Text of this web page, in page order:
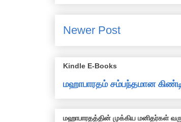
Newer Post
Kindle E-Books
மஹாபாரதம் சம்பந்தமான
மஹாபாரதத்தின் முக்கிய மனிதர்கள்